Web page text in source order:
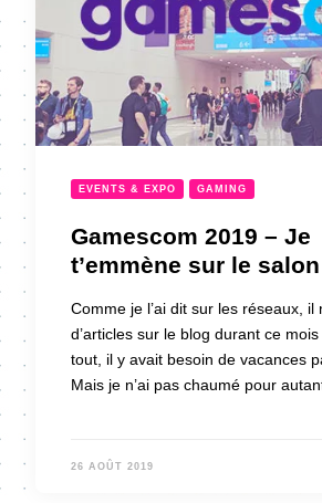
EVENTS & EXPO GAMING
Gamescom 2019 – Je
t’emmène sur le salon
Comme je l’ai dit sur les réseaux, il
d’articles sur le blog durant ce mois
tout, il y avait besoin de vacances
Mais je n’ai pas chaumé pour
26 AOÛT 2019